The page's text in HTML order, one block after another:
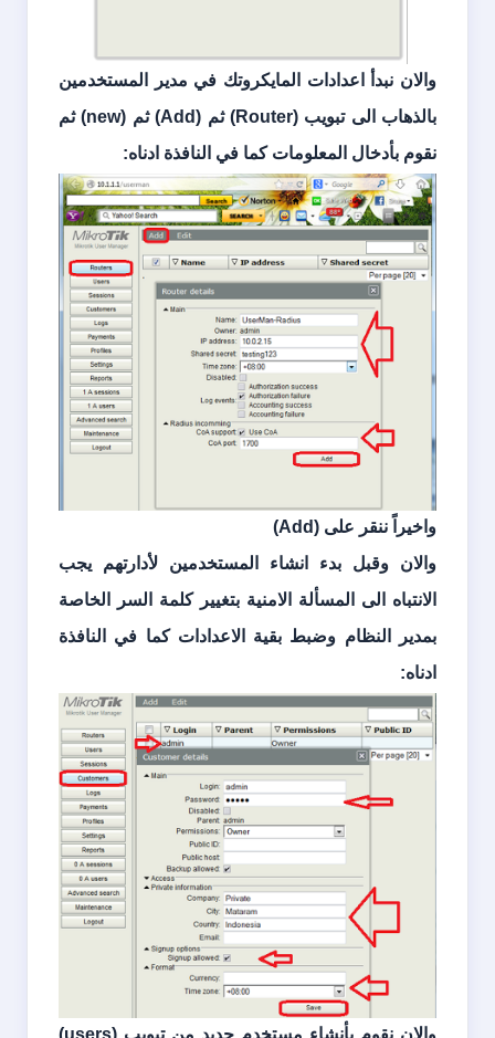
والان نبدأ اعدادات المايكروتك في مدير المستخدمين
بالذهاب الى تبويب (Router) ثم (Add) ثم (new) ثم
نقوم بأدخال المعلومات كما في النافذة ادناه:
واخيراً ننقر على (Add
)
والان وقبل بدء انشاء المستخدمين لأدارتهم يجب
الانتباه الى المسألة الامنية بتغيير كلمة السر الخاصة
بمدير النظام وضبط بقية الاعدادات كما في النافذة
ادناه:
والان نقوم بأنشاء مستخدم جديد من تبويب (users
)